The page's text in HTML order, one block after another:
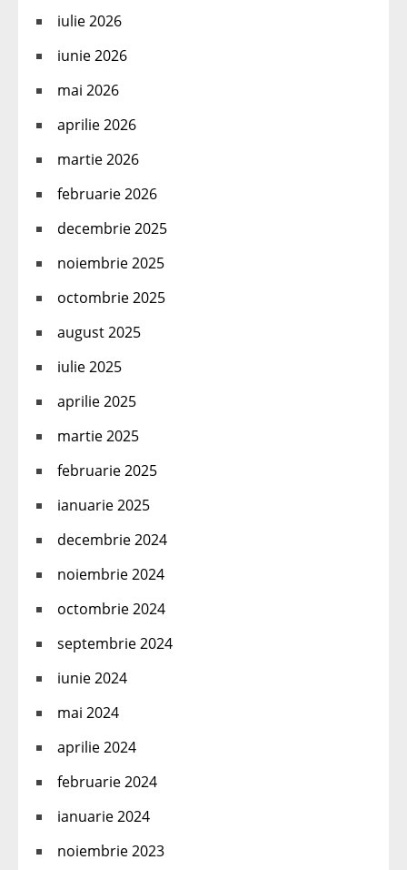
iulie 2026
iunie 2026
mai 2026
aprilie 2026
martie 2026
februarie 2026
decembrie 2025
noiembrie 2025
octombrie 2025
august 2025
iulie 2025
aprilie 2025
martie 2025
februarie 2025
ianuarie 2025
decembrie 2024
noiembrie 2024
octombrie 2024
septembrie 2024
iunie 2024
mai 2024
aprilie 2024
februarie 2024
ianuarie 2024
noiembrie 2023